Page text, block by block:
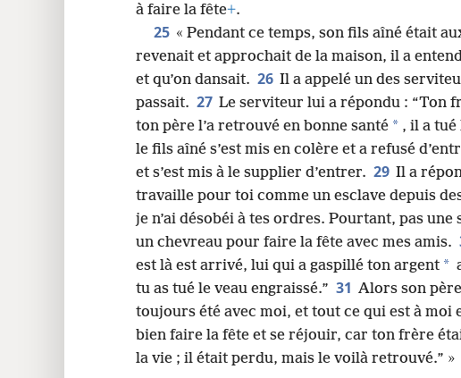
à faire la fête+.
25 « Pendant ce temps, son fils aîné était
revenait et approchait de la maison, il a
et qu’on dansait. 26 Il a appelé un des
passait. 27 Le serviteur lui a répondu : “Ton
ton père l’a retrouvé en bonne santé * , il a tué
le fils aîné s’est mis en colère et a refusé
et s’est mis à le supplier d’entrer. 29 Il a
travaille pour toi comme un esclave depuis
je n’ai désobéi à tes ordres. Pourtant, pas une
un chevreau pour faire la fête avec mes amis.
est là est arrivé, lui qui a gaspillé ton argent *
tu as tué le veau engraissé.” 31 Alors son
toujours été avec moi, et tout ce qui est à moi
bien faire la fête et se réjouir, car ton frère
la vie ; il était perdu, mais le voilà retrouvé.” »